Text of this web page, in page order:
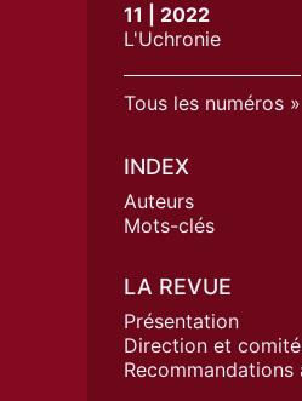
11 | 2022
L'Uchronie
Tous les numéros
INDEX
Auteurs
Mots-clés
LA REVUE
Présentation
Direction et
Recommandations